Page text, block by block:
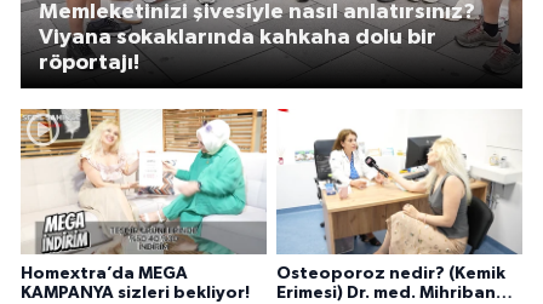
Homextra’da MEGA
KAMPANYA sizleri bekliyor!
Osteoporoz nedir? (Kemik
Erimesi) Dr. med. Mihriban
Memleketinizi şivesiyle nasıl anlatırsınız?
Viyana sokaklarında kahkaha dolu bir
röportajı!